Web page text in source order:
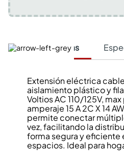
Características
Extensión eléctrica
aislamiento plástico y
Voltios AC 110/125V,
amperaje 15 A 2C X 14
permite conectar
vez, facilitando la
forma segura y eficiente
espacios. Ideal para